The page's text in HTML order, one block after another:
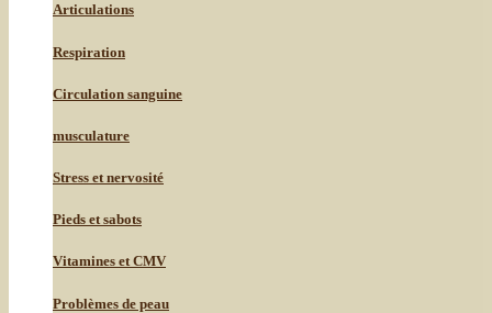
Articulations
Respiration
Circulation sanguine
musculature
Stress et nervosité
Pieds et sabots
Vitamines et CMV
Problèmes de peau